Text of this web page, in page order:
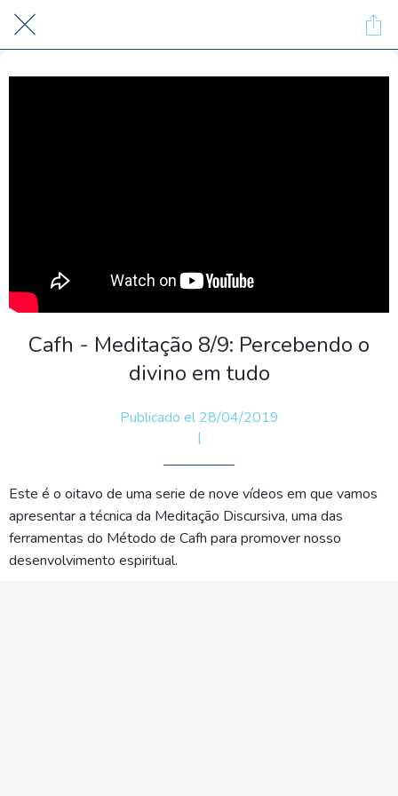
Cafh - Meditação 8/9: Percebendo o
divino em tudo
Publicado el 28/04/2019
|
Este é o oitavo de uma serie de nove vídeos em que vamos
apresentar a técnica da Meditação Discursiva, uma das
ferramentas do Método de Cafh para promover nosso
desenvolvimento espiritual.